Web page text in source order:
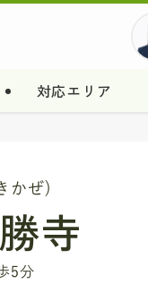
対応エリア
かぜ)
寺
5分